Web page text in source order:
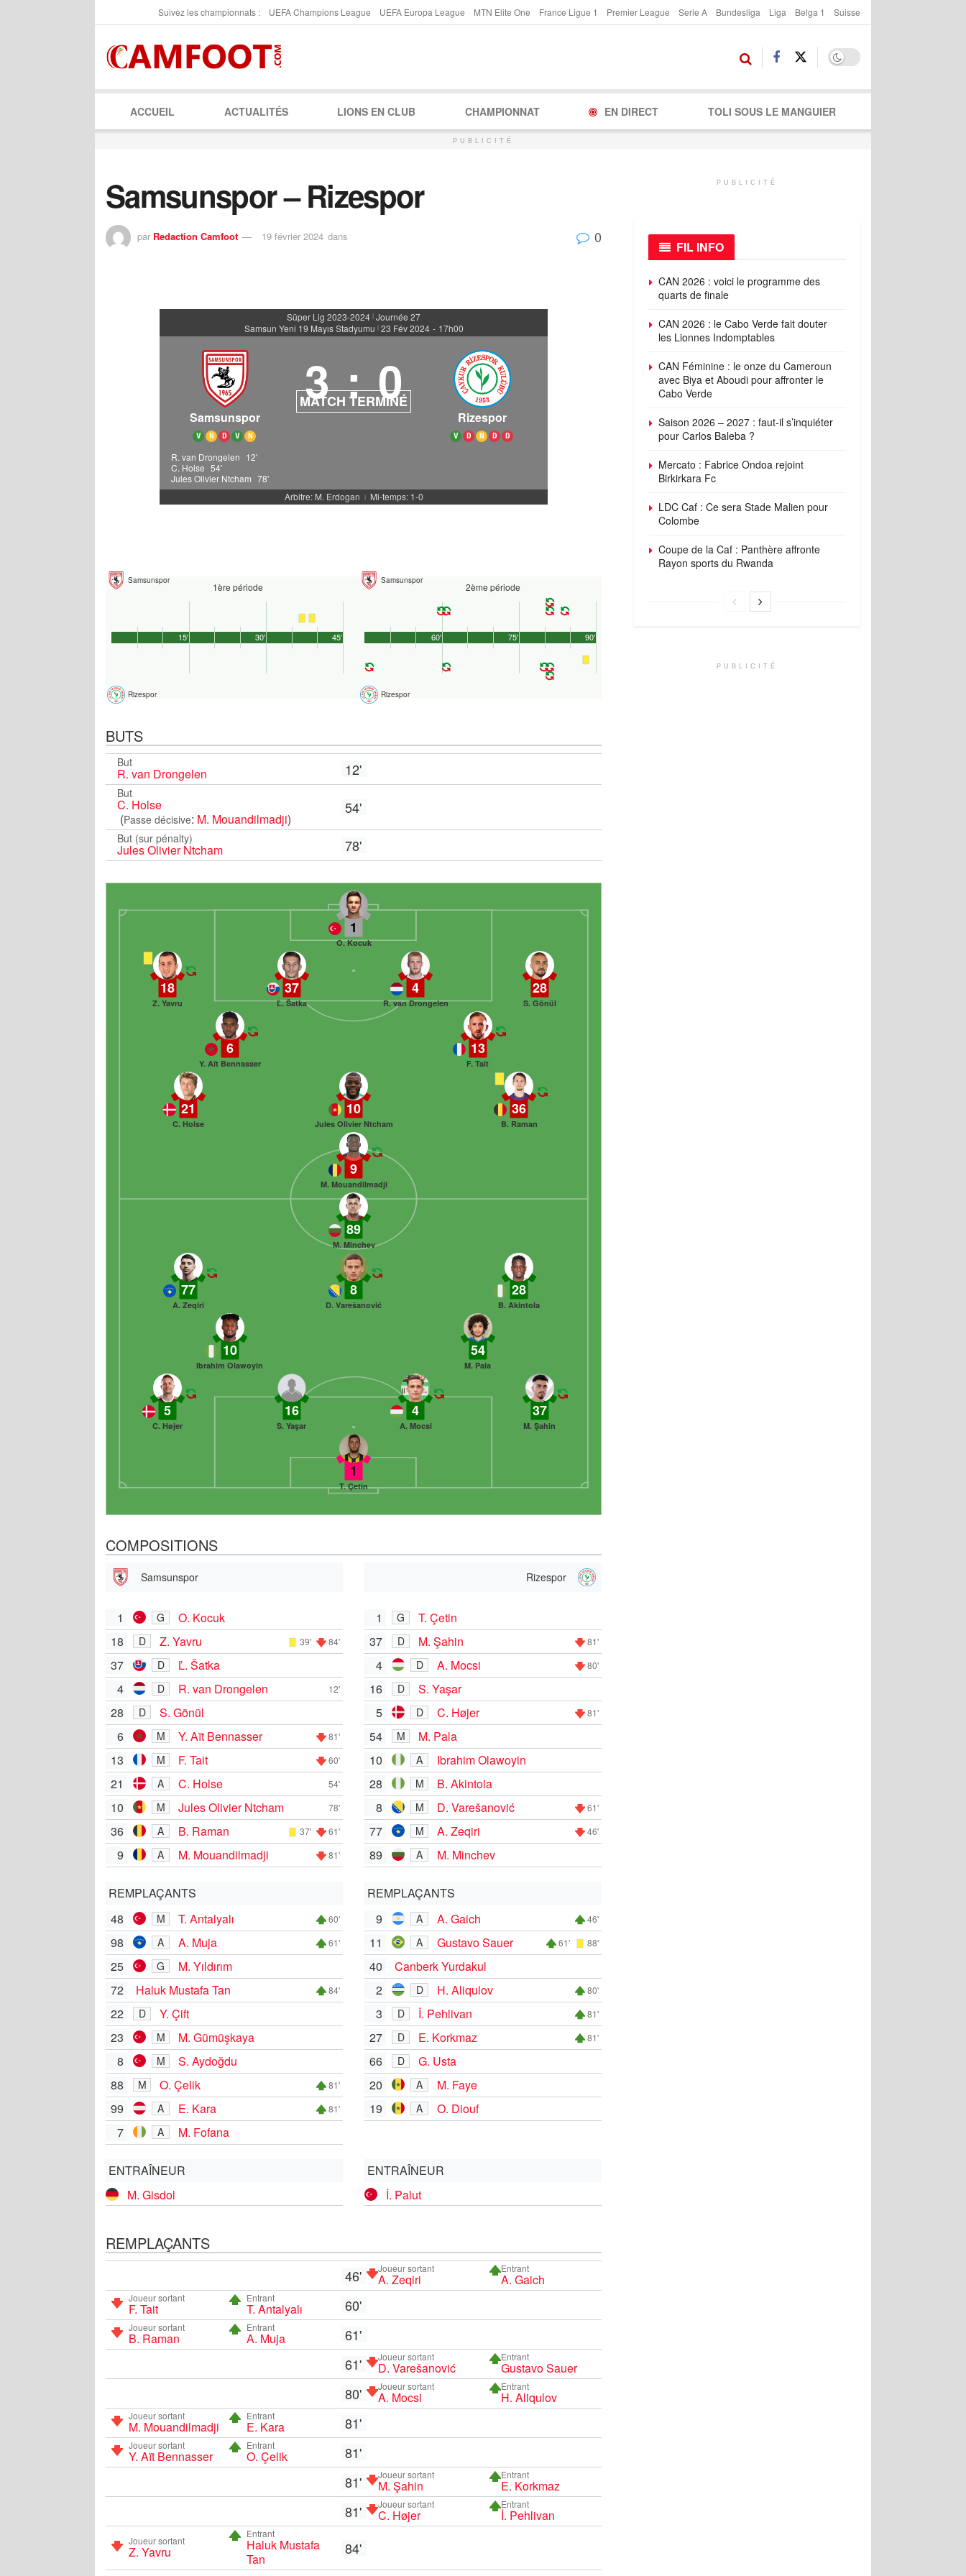
Suivez les championnats : UEFA Champions League UEFA Europa League MTN Elite One France Ligue 1 Premier League Serie A Bundesliga Liga Belga 1 Suisse
ACCUEIL ACTUALITÉS LIONS EN CLUB CHAMPIONNAT EN DIRECT TOLI SOUS LE MANGUIER
PUBLICITÉ
Samsunspor – Rizespor
par Redaction Camfoot 19 février 2024 dans 0
Süper Lig 2023-2024 | Journée 27
Samsun Yeni 19 Mayıs Stadyumu | 23 Fév 2024 - 17h00
Samsunspor
V N D V N
3 : 0
MATCH TERMINÉ
Rizespor
V D N D D
R. van Drongelen 12'
C. Holse 54'
Jules Olivier Ntcham 78'
Arbitre: M. Erdogan
| Mi-temps: 1-0
Samsunspor
1ère période
Rizespor
45'
15' 30'
Samsunspor
2ème période
Rizespor
90'
60' 75'
BUTS
But
R. van Drongelen 12'
But
C. Holse
(Passe décisive: M. Mouandilmadji)
54'
But (sur pénalty)
Jules Olivier Ntcham 78'
1
O. Kocuk
28
S. Gönül
4
R. van Drongelen
37
Ľ. Šatka
18
Z. Yavru
13
F. Tait
6
Y. Aït Bennasser
36
B. Raman
10
Jules Olivier Ntcham
21
C. Holse
9
M. Mouandilmadji
1
T. Çetin
5
C. Højer
16
S. Yaşar
4
A. Mocsi
37
M. Şahin
10
Ibrahim Olawoyin
54
M. Pala
77
A. Zeqiri
8
D. Varešanović
28
B. Akintola
89
M. Minchev
COMPOSITIONS
Samsunspor
1 G
O. Kocuk
18
D Z. Yavru 39' 84'
37 D
Ľ. Šatka
4
D R. van Drongelen 12'
28 D
S. Gönül
6
M Y. Aït Bennasser 81'
13 M F. Tait 60'
21 A C. Holse 54'
10 M Jules Olivier Ntcham 78'
36 A B. Raman 37' 61'
9 A M. Mouandilmadji 81'
REMPLAÇANTS
48
M T. Antalyalı 60'
98 A A. Muja 61'
25 G
M. Yıldırım
72
Haluk Mustafa Tan 84'
22 D
Y. Çift
23
M
M. Gümüşkaya
8
M
S. Aydoğdu
88
M O. Çelik 81'
99 A E. Kara 81'
7 A M. Fofana
ENTRAÎNEUR
M. Gisdol
Rizespor
1 G
T. Çetin
37
D M. Şahin 81'
4 D A. Mocsi 80'
16 D
S. Yaşar
5
D C. Højer 81'
54 M
M. Pala
10
A
Ibrahim Olawoyin
28
M
B. Akintola
8
M D. Varešanović 61'
77 M A. Zeqiri 46'
89 A M. Minchev
REMPLAÇANTS
9
A A. Gaich 46'
11 A Gustavo Sauer 61' 88'
40
Canberk Yurdakul
2
D H. Aliqulov 80'
3 D İ. Pehlivan 81'
27 D E. Korkmaz 81'
66 D
G. Usta
20
A
M. Faye
19
A O. Diouf
ENTRAÎNEUR
İ. Palut
REMPLAÇANTS
46' Joueur sortant
A. Zeqiri
Entrant
A. Gaich
Joueur sortant
F. Tait
Entrant
T. Antalyalı 60'
Joueur sortant
B. Raman
Entrant
A. Muja
61'
61'
Joueur sortant
D. Varešanović
Entrant
Gustavo Sauer
80' Joueur sortant
A. Mocsi
Entrant
H. Aliqulov
Joueur sortant
M. Mouandilmadji
Entrant
E. Kara 81'
Joueur sortant
Y. Aït Bennasser
Entrant
O. Çelik
81'
81'
Joueur sortant
M. Şahin
Entrant
E. Korkmaz
81' Joueur sortant
C. Højer
Entrant
İ. Pehlivan
Joueur sortant
Z. Yavru
Entrant
Haluk Mustafa
Tan
84'
PUBLICITÉ
FIL INFO
CAN 2026 : voici le programme des
quarts de finale
CAN 2026 : le Cabo Verde fait douter
les Lionnes Indomptables
CAN Féminine : le onze du Cameroun
avec Biya et Aboudi pour affronter le
Cabo Verde
Saison 2026 – 2027 : faut-il s’inquiéter
pour Carlos Baleba ?
Mercato : Fabrice Ondoa rejoint
Birkirkara Fc
LDC Caf : Ce sera Stade Malien pour
Colombe
Coupe de la Caf : Panthère affronte
Rayon sports du Rwanda
PUBLICITÉ